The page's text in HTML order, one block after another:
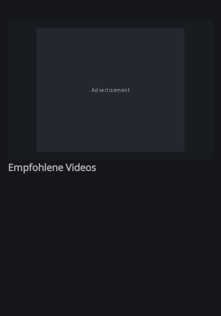
Advertisement
Empfohlene Videos